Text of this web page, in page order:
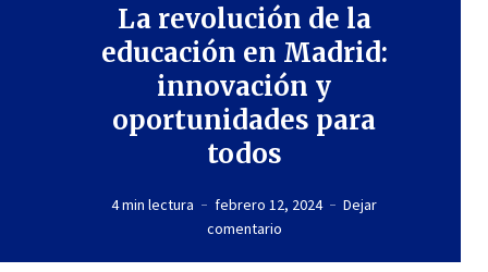
La revolución de la
educación en Madrid:
innovación y
oportunidades para
todos
4 min lectura febrero 12, 2024
Dejar
comentario